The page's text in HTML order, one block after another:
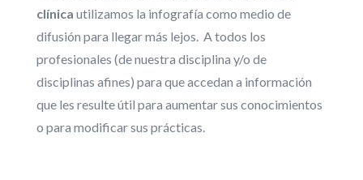
clínica utilizamos la infografía como medio de
difusión para llegar más lejos. A todos los
profesionales (de nuestra disciplina y/o de
disciplinas afines) para que accedan a información
que les resulte útil para aumentar sus conocimientos
o para modificar sus prácticas.